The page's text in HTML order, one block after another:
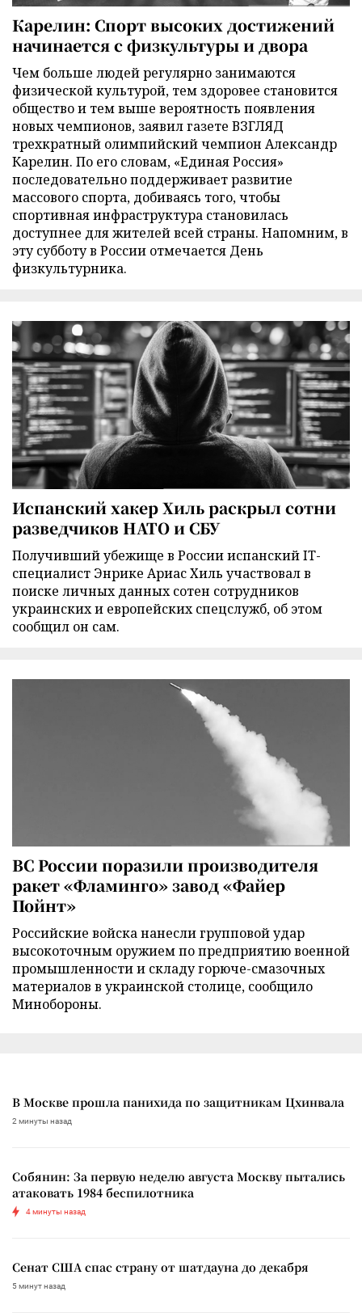
Карелин: Спорт высоких достижений
начинается с физкультуры и двора
Чем больше людей регулярно занимаются
физической культурой, тем здоровее становится
общество и тем выше вероятность появления
новых чемпионов, заявил газете ВЗГЛЯД
трехкратный олимпийский чемпион Александр
Карелин. По его словам, «Единая Россия»
последовательно поддерживает развитие
массового спорта, добиваясь того, чтобы
спортивная инфраструктура становилась
доступнее для жителей всей страны. Напомним, в
эту субботу в России отмечается День
физкультурника.
Испанский хакер Хиль раскрыл сотни
разведчиков НАТО и СБУ
Получивший убежище в России испанский IT-
специалист Энрике Ариас Хиль участвовал в
поиске личных данных сотен сотрудников
украинских и европейских спецслужб, об этом
сообщил он сам.
ВС России поразили производителя
ракет «Фламинго» завод «Файер
Пойнт»
Российские войска нанесли групповой удар
высокоточным оружием по предприятию военной
промышленности и складу горюче-смазочных
материалов в украинской столице, сообщило
Минобороны.
В Москве прошла панихида по защитникам Цхинвала
2 минуты назад
Собянин: За первую неделю августа Москву пытались
атаковать 1984 беспилотника
4 минуты назад
Сенат США спас страну от шатдауна до декабря
5 минут назад